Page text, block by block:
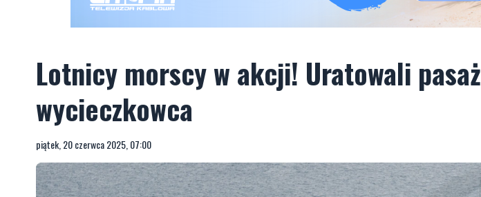
Lotnicy morscy w akcji! Uratowali
wycieczkowca
piątek, 20 czerwca 2025, 07:00